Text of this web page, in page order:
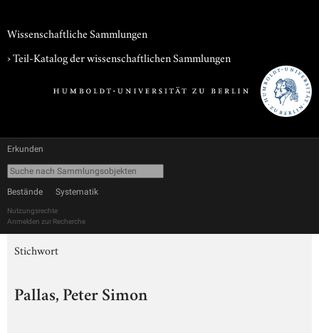
Wissenschaftliche Sammlungen
› Teil-Katalog der wissenschaftlichen Sammlungen
Erkunden
Bestände Systematik
Nutzungsrechte
Anmelden zur Recherche
Stichwort
Pallas, Peter Simon